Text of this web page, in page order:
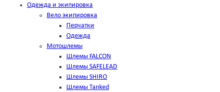
Одежда и экипировка
Вело экипировка
Перчатки
Одежда
Мотошлемы
Шлемы FALCON
Шлемы SAFELEAD
Шлемы SHIRO
Шлемы Tanked